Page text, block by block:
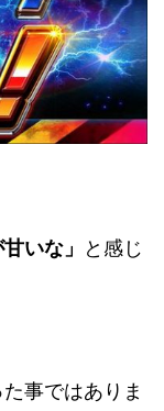
いな」
と感じ
事ではありま